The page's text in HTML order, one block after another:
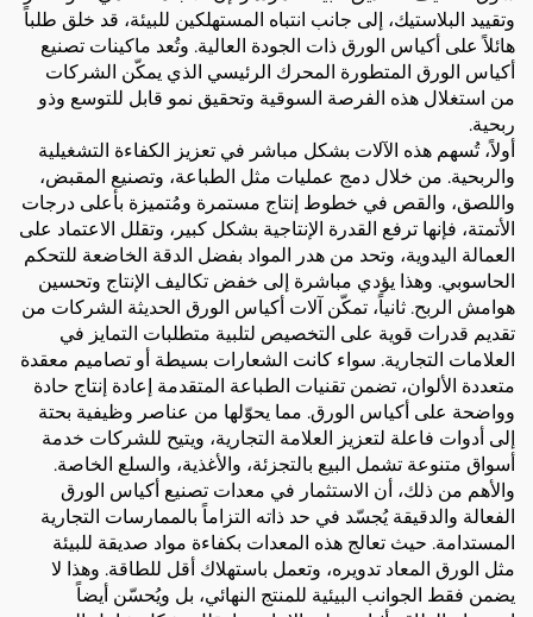
وتقييد البلاستيك، إلى جانب انتباه المستهلكين للبيئة، قد خلق طلباً
هائلاً على أكياس الورق ذات الجودة العالية. وتُعد ماكينات تصنيع
أكياس الورق المتطورة المحرك الرئيسي الذي يمكّن الشركات
من استغلال هذه الفرصة السوقية وتحقيق نمو قابل للتوسع وذو
ربحية.
أولاً، تُسهم هذه الآلات بشكل مباشر في تعزيز الكفاءة التشغيلية
والربحية. من خلال دمج عمليات مثل الطباعة، وتصنيع المقبض،
واللصق، والقص في خطوط إنتاج مستمرة ومُتميزة بأعلى درجات
الأتمتة، فإنها ترفع القدرة الإنتاجية بشكل كبير، وتقلل الاعتماد على
العمالة اليدوية، وتحد من هدر المواد بفضل الدقة الخاضعة للتحكم
الحاسوبي. وهذا يؤدي مباشرة إلى خفض تكاليف الإنتاج وتحسين
هوامش الربح. ثانياً، تمكّن آلات أكياس الورق الحديثة الشركات من
تقديم قدرات قوية على التخصيص لتلبية متطلبات التمايز في
العلامات التجارية. سواء كانت الشعارات بسيطة أو تصاميم معقدة
متعددة الألوان، تضمن تقنيات الطباعة المتقدمة إعادة إنتاج حادة
وواضحة على أكياس الورق. مما يحوّلها من عناصر وظيفية بحتة
إلى أدوات فاعلة لتعزيز العلامة التجارية، ويتيح للشركات خدمة
أسواق متنوعة تشمل البيع بالتجزئة، والأغذية، والسلع الخاصة.
والأهم من ذلك، أن الاستثمار في معدات تصنيع أكياس الورق
الفعالة والدقيقة يُجسّد في حد ذاته التزاماً بالممارسات التجارية
المستدامة. حيث تعالج هذه المعدات بكفاءة مواد صديقة للبيئة
مثل الورق المعاد تدويره، وتعمل باستهلاك أقل للطاقة. وهذا لا
يضمن فقط الجوانب البيئية للمنتج النهائي، بل ويُحسّن أيضاً